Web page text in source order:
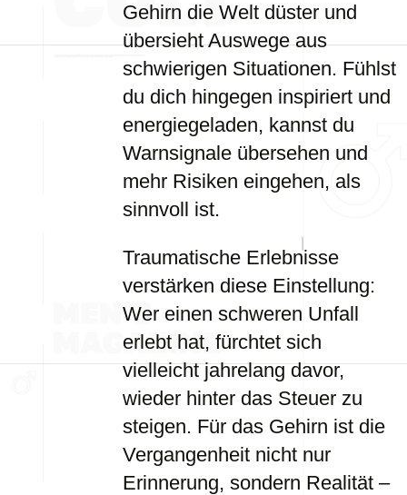
Gehirn die Welt düster und
übersieht Auswege aus
schwierigen Situationen. Fühlst
du dich hingegen inspiriert und
energiegeladen, kannst du
Warnsignale übersehen und
mehr Risiken eingehen, als
sinnvoll ist.
Traumatische Erlebnisse
verstärken diese Einstellung:
Wer einen schweren Unfall
erlebt hat, fürchtet sich
vielleicht jahrelang davor,
wieder hinter das Steuer zu
steigen. Für das Gehirn ist die
Vergangenheit nicht nur
Erinnerung, sondern Realität –